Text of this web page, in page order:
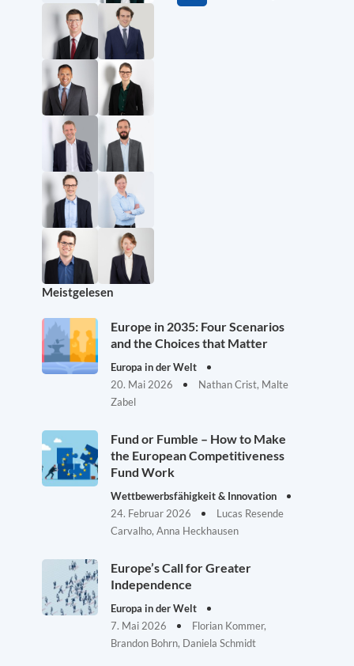
Meistgelesen
Europe in 2035: Four Scenarios
and the Choices that Matter
Europa in der Welt
20. Mai 2026
Nathan Crist, Malte
Zabel
Fund or Fumble – How to Make
the European Competitiveness
Fund Work
Wettbewerbsfähigkeit & Innovation
24. Februar 2026
Lucas Resende
Carvalho, Anna Heckhausen
Europe’s Call for Greater
Independence
Europa in der Welt
7. Mai 2026
Florian Kommer,
Brandon Bohrn, Daniela Schmidt